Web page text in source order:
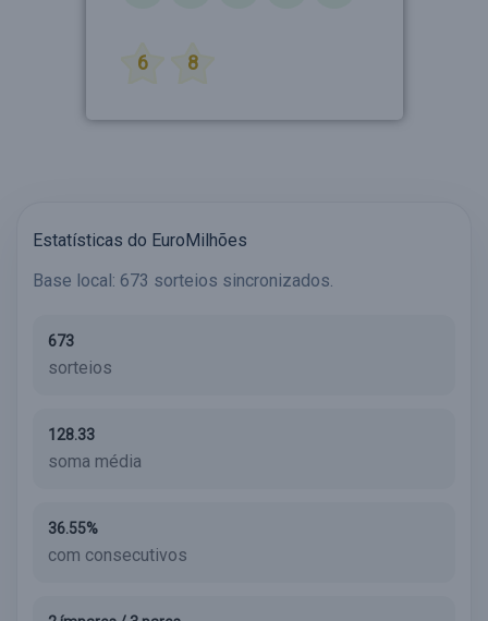
6 8
Estatísticas do EuroMilhões
Base local: 673 sorteios sincronizados.
673
sorteios
128.33
soma média
36.55%
com consecutivos